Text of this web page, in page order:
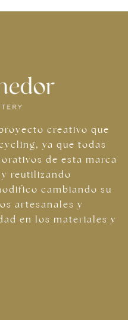
creativo que
ya que todas
de esta marca
reutilizando
cambiando su
artesanales y
en los materiales y